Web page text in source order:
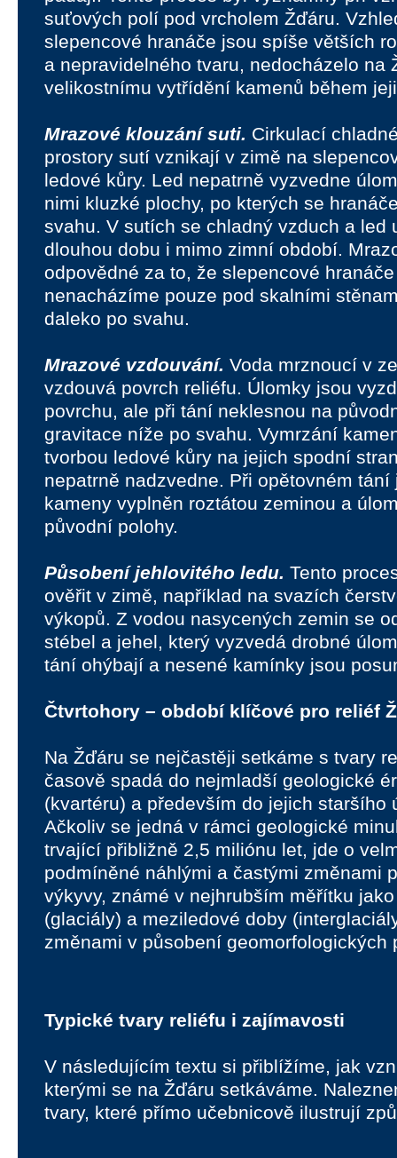
suťových polí pod vrcholem Žďáru.
slepencové hranáče jsou spíše větších
a nepravidelného tvaru, nedocházelo na
velikostnímu vytřídění kamenů během
Mrazové klouzání suti. Cirkulací
prostory sutí vznikají v zimě na
ledové kůry. Led nepatrně vyzvedne
nimi kluzké plochy, po kterých se
svahu. V sutích se chladný vzduch a led
dlouhou dobu i mimo zimní období.
odpovědné za to, že slepencové
nenacházíme pouze pod skalními
daleko po svahu.
Mrazové vzdouvání. Voda mrznoucí v
vzdouvá povrch reliéfu. Úlomky jsou
povrchu, ale při tání neklesnou na
gravitace níže po svahu. Vymrzání
tvorbou ledové kůry na jejich spodní
nepatrně nadzvedne. Při opětovném tání
kameny vyplněn roztátou zeminou a
původní polohy.
Působení jehlovitého ledu. Tento
ověřit v zimě, například na svazích
výkopů. Z vodou nasycených zemin se
stébel a jehel, který vyzvedá drobné
tání ohýbají a nesené kamínky jsou
Čtvrtohory – období klíčové pro reliéf
Na Žďáru se nejčastěji setkáme s tvary
časově spadá do nejmladší geologické
(kvartéru) a především do jejich staršího
Ačkoliv se jedná v rámci geologické
trvající přibližně 2,5 miliónu let, jde o
podmíněné náhlými a častými změnami
výkyvy, známé v nejhrubším měřítku
(glaciály) a meziledové doby
změnami v působení geomorfologických
Typické tvary reliéfu i zajímavosti
V následujícím textu si přiblížíme, jak
kterými se na Žďáru setkáváme.
tvary, které přímo učebnicově ilustrují